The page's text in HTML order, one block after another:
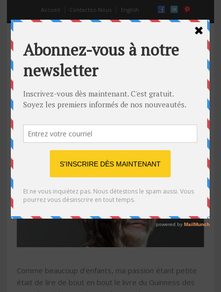
Accueil Contactez-Nous English
plus inattendus
15 Mar 2014
Off
,drôle,guinness des records,Humour,humour
records insolites
Comme beaucoup d’enfants, ma passion étant petite
était de lire de bout en bout le livre du Guinness des